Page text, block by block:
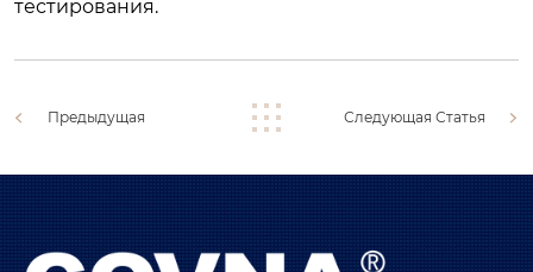
тестирования.
Предыдущая Следующая Статья